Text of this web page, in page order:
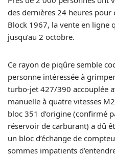
des dernières 24 heures pour
Block 1967, la vente en ligne
jusqu’au 2 octobre.
Ce rayon de piqûre semble
personne intéressée à
turbo-jet 427/390 accouplée
manuelle à quatre vitesses
bloc 351 d’origine (confirmé
réservoir de carburant) a dû
un bloc d’échange de
sommes impatients